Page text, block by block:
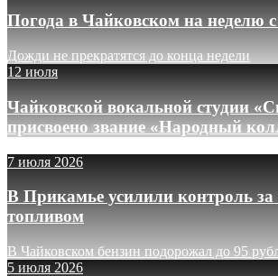
Погода в Чайковском на неделю
Дожди не прекратятся до конца недели
12 июля
Чайковской вокальной студии
присвоено звание «Народный
7 июля 2026
В Прикамье усилили контроль за
топливом
В Чайковском бензин подорожал до 95
5 июля 2026